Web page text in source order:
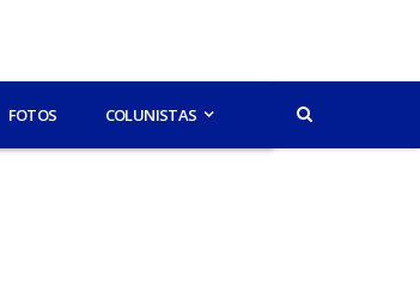
FOTOS COLUNISTAS